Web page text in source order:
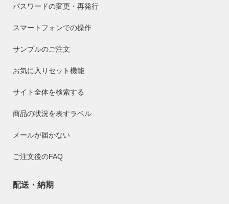
パスワードの変更・再発行
スマートフォンでの操作
サンプルのご注文
お気に入りセット機能
サイト全体を検索する
商品の状況を表すラベル
メールが届かない
ご注文後のFAQ
配送・納期